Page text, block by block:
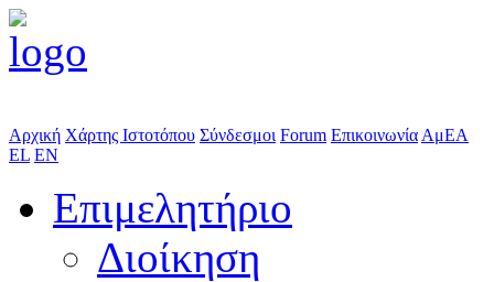
Αρχική Χάρτης Ιστοτόπου Σύνδεσμοι Forum Επικοινωνία ΑμΕΑ
EL EN
Επιμελητήριο
Διοίκηση